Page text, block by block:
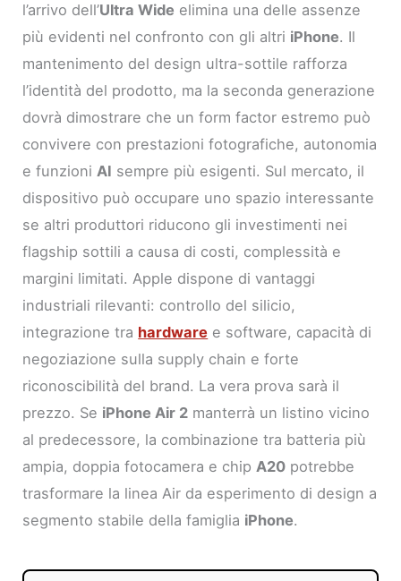
l’arrivo dell’Ultra Wide elimina una delle assenze
più evidenti nel confronto con gli altri iPhone. Il
mantenimento del design ultra-sottile rafforza
l’identità del prodotto, ma la seconda generazione
dovrà dimostrare che un form factor estremo può
convivere con prestazioni fotografiche, autonomia
e funzioniAI sempre più esigenti. Sul mercato, il
dispositivo può occupare uno spazio interessante
se altri produttori riducono gli investimenti nei
flagship sottili a causa di costi, complessità e
margini limitati. Apple dispone di vantaggi
industriali rilevanti: controllo del silicio,
integrazione tra hardware e software, capacità di
negoziazione sulla supply chain e forte
riconoscibilità del brand. La vera prova sarà il
prezzo. Se iPhone Air 2 manterrà un listino vicino
al predecessore, la combinazione tra batteria più
ampia, doppia fotocamera e chipA20 potrebbe
trasformare la linea Air da esperimento di design a
segmento stabile della famiglia iPhone.